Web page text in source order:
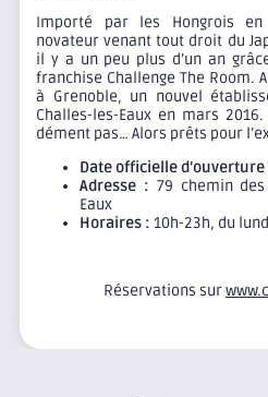
Importé par les Hongrois en
novateur venant tout droit du
il y a un peu plus d’un an
franchise Challenge The Room.
à Grenoble, un nouvel
Challes-les-Eaux en mars
dément pas… Alors prêts pour
Date officielle d’ouverture
Adresse : 79 chemin
Eaux
Horaires : 10h-23h, du
Réservations sur